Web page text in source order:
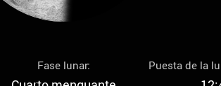
Fase lunar: Puesta de la